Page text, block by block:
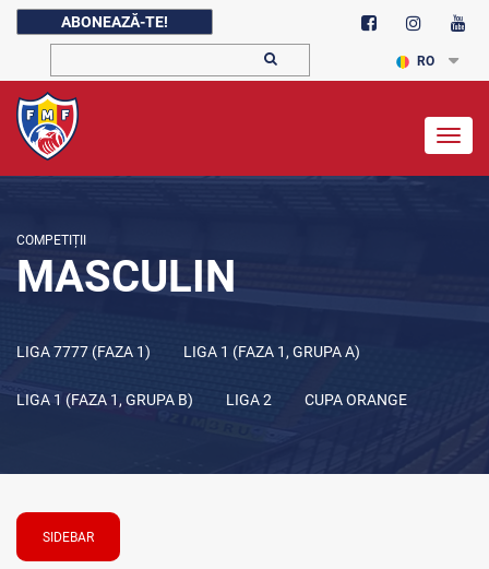
ABONEAZĂ-TE!
RO
COMPETIȚII
MASCULIN
LIGA 7777 (FAZA 1) LIGA 1 (FAZA 1, GRUPA A)
LIGA 1 (FAZA 1, GRUPA B) LIGA 2 CUPA ORANGE
SIDEBAR